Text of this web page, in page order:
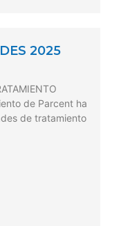
2025
de Parcent ha
de tratamiento